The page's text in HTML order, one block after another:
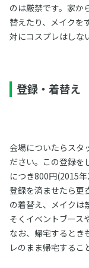
のは厳禁です。家か
替えたり、メイクを
対にコスプレはしな
登録・着替え
会場についたらスタ
ださい。この登録を
につき800円(2015年
登録を済ませたら更
の着替え、メイクは
そくイベントブース
なお、帰宅するとき
レのまま帰宅するこ